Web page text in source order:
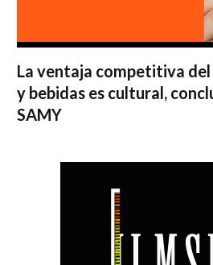
La ventaja competitiva
y bebidas es cultural,
SAMY